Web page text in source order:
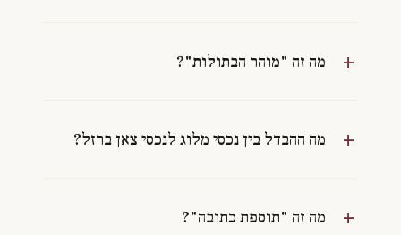
מה זה "מוהר הבתולות"?
מה ההבדל בין נכסי מלוג לנכסי צאן ברזל?
מה זה "תוספת כתובה"?